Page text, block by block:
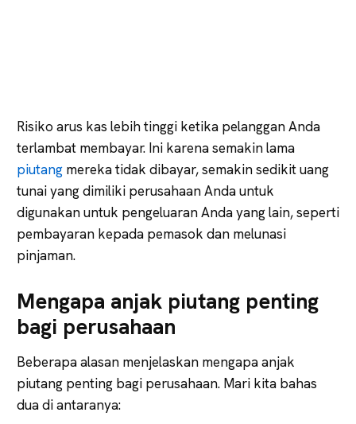
Risiko arus kas lebih tinggi ketika pelanggan Anda
terlambat membayar. Ini karena semakin lama
piutang mereka tidak dibayar, semakin sedikit uang
tunai yang dimiliki perusahaan Anda untuk
digunakan untuk pengeluaran Anda yang lain, seperti
pembayaran kepada pemasok dan melunasi
pinjaman.
Mengapa anjak piutang penting
bagi perusahaan
Beberapa alasan menjelaskan mengapa anjak
piutang penting bagi perusahaan. Mari kita bahas
dua di antaranya: